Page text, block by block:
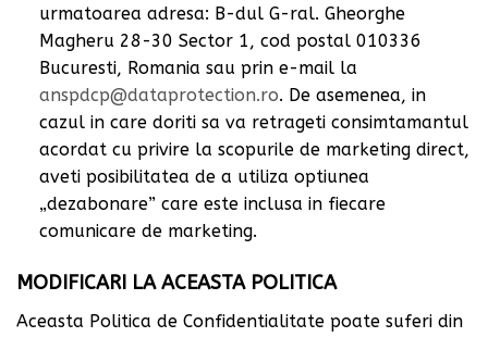
urmatoarea adresa: B-dul G-ral. Gheorghe
Magheru 28-30 Sector 1, cod postal 010336
Bucuresti, Romania sau prin e-mail la
anspdcp@dataprotection.ro. De asemenea, in
cazul in care doriti sa va retrageti consimtamantul
acordat cu privire la scopurile de marketing direct,
aveti posibilitatea de a utiliza optiunea
„dezabonare” care este inclusa in fiecare
comunicare de marketing.
MODIFICARI LA ACEASTA POLITICA
Aceasta Politica de Confidentialitate poate suferi din